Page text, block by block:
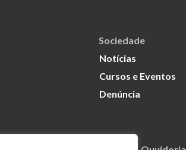
Sociedade
Notícias
Cursos e Eventos
Denúncia